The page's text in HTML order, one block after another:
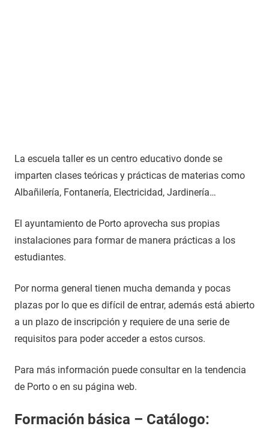
La escuela taller es un centro educativo donde se
imparten clases teóricas y prácticas de materias como
Albañilería, Fontanería, Electricidad, Jardinería…
El ayuntamiento de Porto aprovecha sus propias
instalaciones para formar de manera prácticas a los
estudiantes.
Por norma general tienen mucha demanda y pocas
plazas por lo que es difícil de entrar, además está abierto
a un plazo de inscripción y requiere de una serie de
requisitos para poder acceder a estos cursos.
Para más información puede consultar en la tendencia
de Porto o en su página web.
Formación básica – Catálogo: